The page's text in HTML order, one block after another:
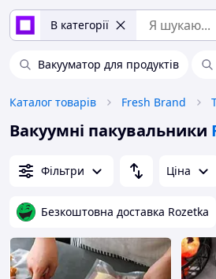
В категорії
Вакууматор для продуктів
Каталог товарів Fresh Brand
Вакуумні пакувальники
Фільтри Ціна
Безкоштовна доставка Rozetka